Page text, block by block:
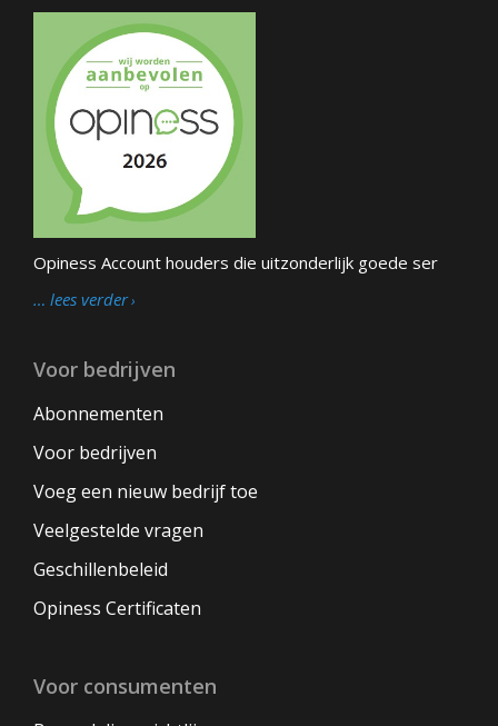
Opiness Account houders die uitzonderlijk goede ser
… lees verder
Voor bedrijven
Abonnementen
Voor bedrijven
Voeg een nieuw bedrijf toe
Veelgestelde vragen
Geschillenbeleid
Opiness Certificaten
Voor consumenten